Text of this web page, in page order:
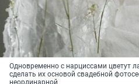
Одновременно с нарциссами цветут
сделать их основой свадебной